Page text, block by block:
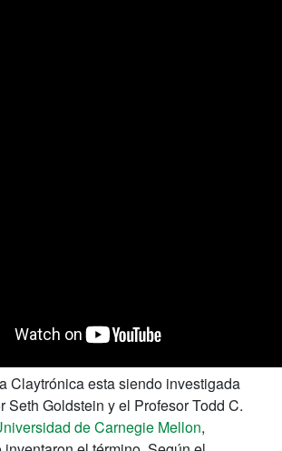
Claytrónica esta siendo investigada
Seth Goldstein y el Profesor Todd C.
de Carnegie Mellon,